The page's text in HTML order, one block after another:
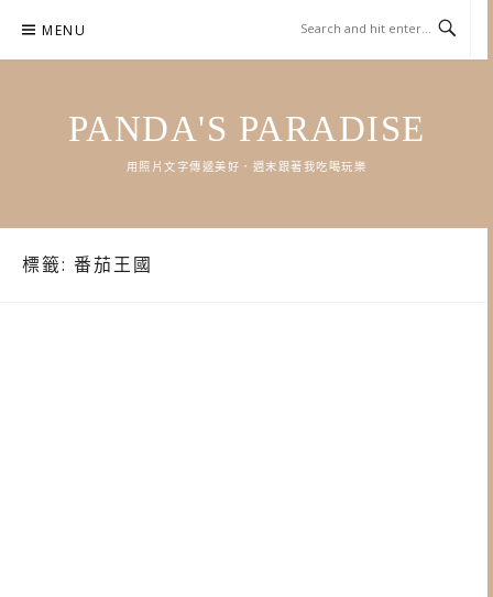
content
MENU
PANDA'S PARADISE
用照片文字傳遞美好．週末跟著我吃喝玩樂
標籤: 番茄王國